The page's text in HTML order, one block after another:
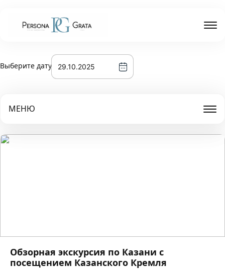
Выберите дату
МЕНЮ
Обзорная экскурсия по Казани с
посещением Казанского Кремля